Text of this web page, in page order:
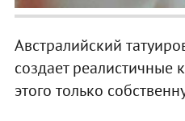
Австралийский
создает реалистичные
этого только